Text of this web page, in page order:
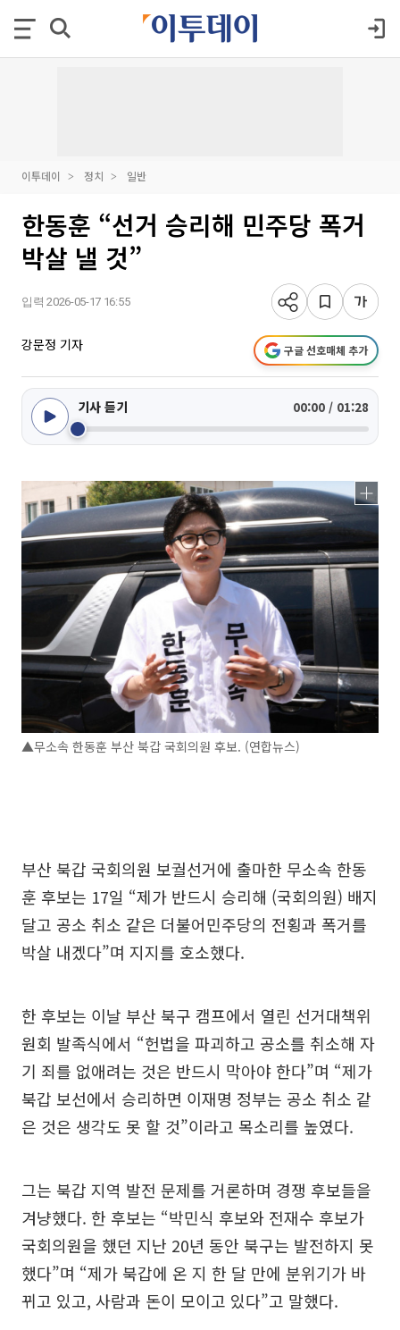
이투데이 정치 일반
한동훈 “선거 승리해 민주당 폭거
박살 낼 것”
입력 2026-05-17 16:55
강문정 기자 구글 선호매체 추가
기사 듣기 00:00 / 01:28
▲무소속 한동훈 부산 북갑 국회의원 후보. (연합뉴스)
부산 북갑 국회의원 보궐선거에 출마한 무소속 한동
훈 후보는 17일 “제가 반드시 승리해 (국회의원) 배지
달고 공소 취소 같은 더불어민주당의 전횡과 폭거를
박살 내겠다”며 지지를 호소했다.
한 후보는 이날 부산 북구 캠프에서 열린 선거대책위
원회 발족식에서 “헌법을 파괴하고 공소를 취소해 자
기 죄를 없애려는 것은 반드시 막아야 한다”며 “제가
북갑 보선에서 승리하면 이재명 정부는 공소 취소 같
은 것은 생각도 못 할 것”이라고 목소리를 높였다.
그는 북갑 지역 발전 문제를 거론하며 경쟁 후보들을
겨냥했다. 한 후보는 “박민식 후보와 전재수 후보가
국회의원을 했던 지난 20년 동안 북구는 발전하지 못
했다”며 “제가 북갑에 온 지 한 달 만에 분위기가 바
뀌고 있고, 사람과 돈이 모이고 있다”고 말했다.